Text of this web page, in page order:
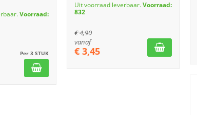
Voorraad:
Per 3 STUK
Uit voorraad leverbaar.Voorraad:
832
€4,90
vanaf
€ 3,45